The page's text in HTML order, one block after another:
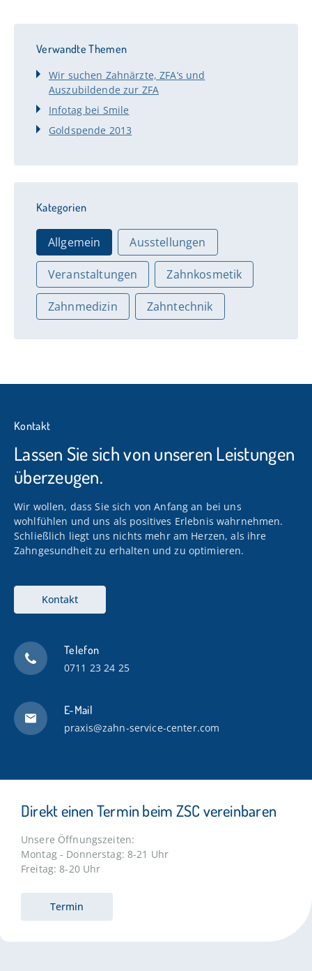
Verwandte Themen
Wir suchen Zahnärzte, ZFA’s und
Auszubildende zur ZFA
Infotag bei Smile
Goldspende 2013
Kategorien
Allgemein Ausstellungen
Veranstaltungen Zahnkosmetik
Zahnmedizin Zahntechnik
Kontakt
Lassen Sie sich von unseren Leistungen
überzeugen.
Wir wollen, dass Sie sich von Anfang an bei uns
wohlfühlen und uns als positives Erlebnis wahrnehmen.
Schließlich liegt uns nichts mehr am Herzen, als ihre
Zahngesundheit zu erhalten und zu optimieren.
Kontakt
Telefon
0711 23 24 25
E-Mail
praxis@zahn-service-center.com
Direkt einen Termin beim ZSC vereinbaren
Unsere Öffnungszeiten:
Montag - Donnerstag: 8-21 Uhr
Freitag: 8-20 Uhr
Termin